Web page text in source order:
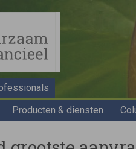
Producten & diensten